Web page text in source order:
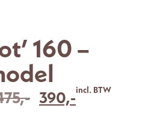
160 –
390,-incl. BTW